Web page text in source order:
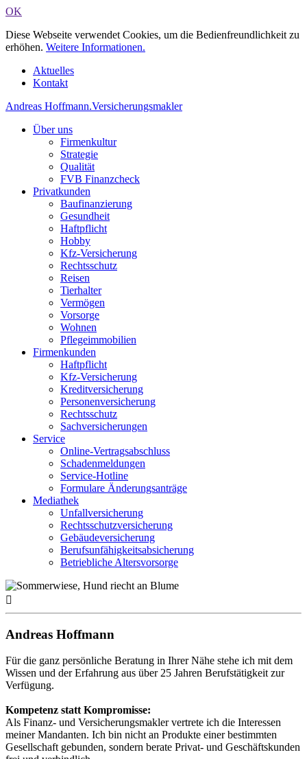
OK
Diese Webseite verwendet Cookies, um die Bedienfreundlichkeit zu
erhöhen. Weitere Informationen.
Aktuelles
Kontakt
Andreas Hoffmann.Versicherungsmakler
Über uns
Firmenkultur
Strategie
Qualität
FVB Finanzcheck
Privatkunden
Baufinanzierung
Gesundheit
Haftpflicht
Hobby
Kfz-Versicherung
Rechtsschutz
Reisen
Tierhalter
Vermögen
Vorsorge
Wohnen
Pflegeimmobilien
Firmenkunden
Haftpflicht
Kfz-Versicherung
Kreditversicherung
Personenversicherung
Rechtsschutz
Sachversicherungen
Service
Online-Vertragsabschluss
Schadenmeldungen
Service-Hotline
Formulare Änderungsanträge
Mediathek
Unfallversicherung
Rechtsschutzversicherung
Gebäudeversicherung
Berufsunfähigkeitsabsicherung
Betriebliche Altersvorsorge

Andreas Hoffmann
Für die ganz persönliche Beratung in Ihrer Nähe stehe ich mit dem
Wissen und der Erfahrung aus über 25 Jahren Berufstätigkeit zur
Verfügung.
Kompetenz statt Kompromisse:
Als Finanz- und Versicherungsmakler vertrete ich die Interessen
meiner Mandanten. Ich bin nicht an Produkte einer bestimmten
Gesellschaft gebunden, sondern berate Privat- und Geschäftskunden